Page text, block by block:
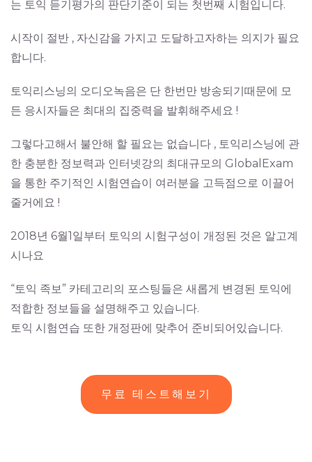
는 토익 듣기평가의 판단기준이 되는 첫번째 시험입니다.
시작이 절반 , 자신감을 가지고 도달하고자하는 의지가 필요
합니다.
토익리스닝의 오디오녹음은 단 한번만 방송되기때문에 모
든 응시자들은 최대의 집중력을 발휘해주세요 !
그렇다고해서 불안해 할 필요는 없습니다 , 토익리스닝에 관
한 충분한 정보력과 인터넷강의 최대규모의 GlobalExam
을 통한 주기적인 시험연습이 여러분을 고득점으로 이끌어
줄거에요 !
2018년 6월1일부터 토익의 시험구성이 개정된 것은 알고계
시나요
“토익 족보” 카테고리의 포스팅들은 새롭게 변경된 토익에
적합한 정보들을 설명해주고 있습니다.
토익 시험연습 또한 개정판에 맞추어 준비되어있습니다.
무료 테스트해보기